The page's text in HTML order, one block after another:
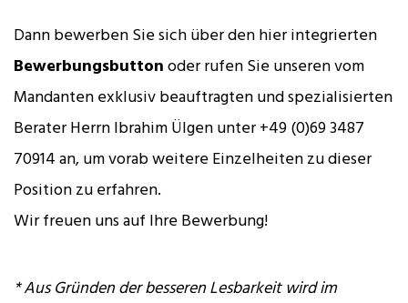
Dann bewerben Sie sich über den hier integrierten
Bewerbungsbuttonoder rufen Sie unseren vom
Mandanten exklusiv beauftragten und spezialisierten
Berater Herrn Ibrahim Ülgen unter +49 (0)69 3487
70914 an, um vorab weitere Einzelheiten zu dieser
Position zu erfahren.
Wir freuen uns auf Ihre Bewerbung!
* Aus Gründen der besseren Lesbarkeit wird im